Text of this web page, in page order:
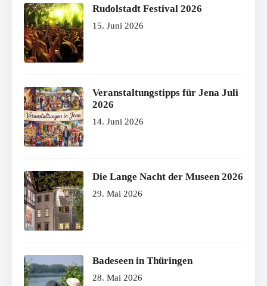
Rudolstadt Festival 2026
15. Juni 2026
Veranstaltungstipps für Jena Juli
2026
14. Juni 2026
Die Lange Nacht der Museen 2026
29. Mai 2026
Badeseen in Thüringen
28. Mai 2026